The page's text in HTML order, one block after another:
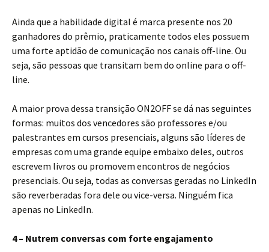
Ainda que a habilidade digital é marca presente nos 20
ganhadores do prêmio, praticamente todos eles possuem
uma forte aptidão de comunicação nos canais off-line. Ou
seja, são pessoas que transitam bem do online para o off-
line.
A maior prova dessa transição ON2OFF se dá nas seguintes
formas: muitos dos vencedores são professores e/ou
palestrantes em cursos presenciais, alguns são líderes de
empresas com uma grande equipe embaixo deles, outros
escrevem livros ou promovem encontros de negócios
presenciais. Ou seja, todas as conversas geradas no LinkedIn
são reverberadas fora dele ou vice-versa. Ninguém fica
apenas no LinkedIn.
4 – Nutrem conversas com forte engajamento